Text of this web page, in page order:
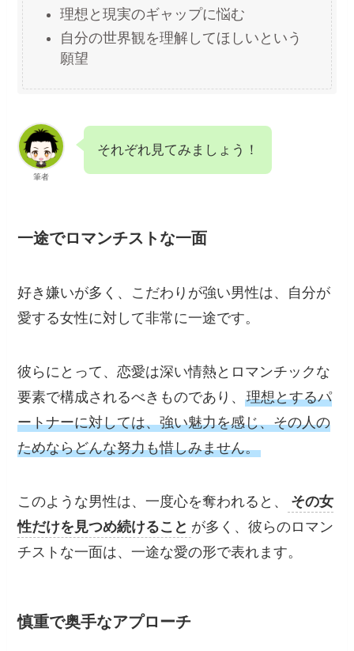
理想と現実のギャップに悩む
自分の世界観を理解してほしいという
願望
筆者
それぞれ見てみましょう！
一途でロマンチストな一面
好き嫌いが多く、こだわりが強い男性は、自分が
愛する女性に対して非常に一途です。
彼らにとって、恋愛は深い情熱とロマンチックな
要素で構成されるべきものであり、理想とするパ
ートナーに対しては、強い魅力を感じ、その人の
ためならどんな努力も惜しみません。
このような男性は、一度心を奪われると、
その女
性だけを見つめ続けること が多く、彼らのロマン
チストな一面は、一途な愛の形で表れます。
慎重で奥手なアプローチ